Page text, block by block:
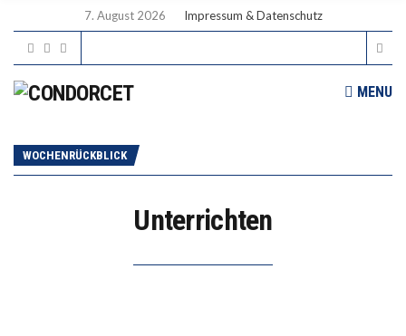
7. August 2026 Impressum & Datenschutz
MENU
WOCHENRÜCKBLICK
Unterrichten